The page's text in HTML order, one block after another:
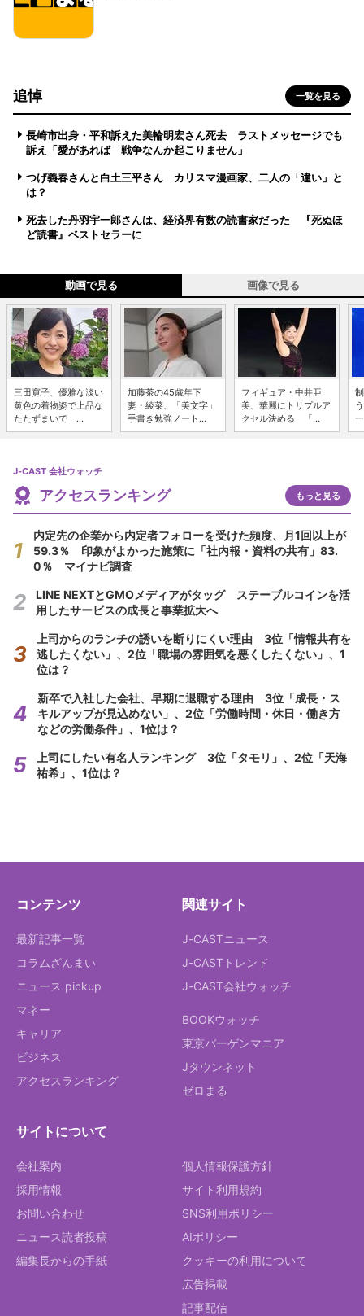
追悼 一覧を見る
長崎市出身・平和訴えた美輪明宏さん死去 ラストメッセージでも
訴え「愛があれば 戦争なんか起こりません」
つげ義春さんと白土三平さん カリスマ漫画家、二人の「違い」と
は？
死去した丹羽宇一郎さんは、経済界有数の読書家だった 『死ぬほ
ど読書』ベストセラーに
動画で見る 画像で見る
三田寛子、優雅な淡い
黄色の着物姿で上品な
たたずまいで ...
加藤茶の45歳年下
妻・綾菜、「美文字」
手書き勉強ノート...
フィギュア・中井亜
美、華麗にトリプルア
クセル決める 「...
J-CAST 会社ウォッチ
アクセスランキング もっと見る
内定先の企業から内定者フォローを受けた頻度、月1回以上が
59.3％ 印象がよかった施策に「社内報・資料の共有」83.
0％ マイナビ調査
LINE NEXTとGMOメディアがタッグ ステーブルコインを活
用したサービスの成長と事業拡大へ
上司からのランチの誘いを断りにくい理由 3位「情報共有を
逃したくない」、2位「職場の雰囲気を悪くしたくない」、1
位は？
新卒で入社した会社、早期に退職する理由 3位「成長・ス
キルアップが見込めない」、2位「労働時間・休日・働き方
などの労働条件」、1位は？
上司にしたい有名人ランキング 3位「タモリ」、2位「天海
祐希」、1位は？
コンテンツ
最新記事一覧
コラムざんまい
ニュース pickup
マネー
キャリア
ビジネス
アクセスランキング
関連サイト
J-CASTニュース
J-CASTトレンド
J-CAST会社ウォッチ
BOOKウォッチ
東京バーゲンマニア
Jタウンネット
ゼロまる
サイトについて
会社案内
採用情報
お問い合わせ
ニュース読者投稿
編集長からの手紙
個人情報保護方針
サイト利用規約
SNS利用ポリシー
AIポリシー
クッキーの利用について
広告掲載
記事配信